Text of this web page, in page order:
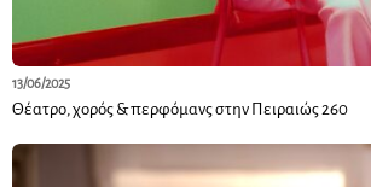
13/06/2025
Θέατρο, χορός & περφόμανς στην Πειραιώς 260